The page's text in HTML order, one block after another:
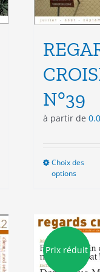
N°39
à partir de
Choix des
options
Prix réduit